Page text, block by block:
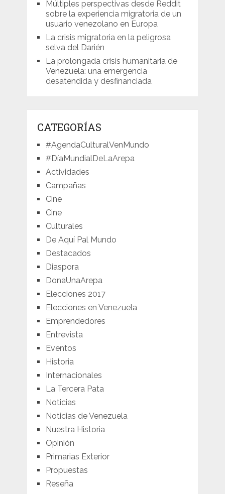
Múltiples perspectivas desde Reddit
sobre la experiencia migratoria de un
usuario venezolano en Europa
La crisis migratoria en la peligrosa
selva del Darién
La prolongada crisis humanitaria de
Venezuela: una emergencia
desatendida y desfinanciada
CATEGORÍAS
#AgendaCulturalVenMundo
#DíaMundialDeLaArepa
Actividades
Campañas
Cine
Cine
Culturales
De Aquí Pal Mundo
Destacados
Diaspora
DonaUnaArepa
Elecciones 2017
Elecciones en Venezuela
Emprendedores
Entrevista
Eventos
Historia
Internacionales
La Tercera Pata
Noticias
Noticias de Venezuela
Nuestra Historia
Opinión
Primarias Exterior
Propuestas
Reseña